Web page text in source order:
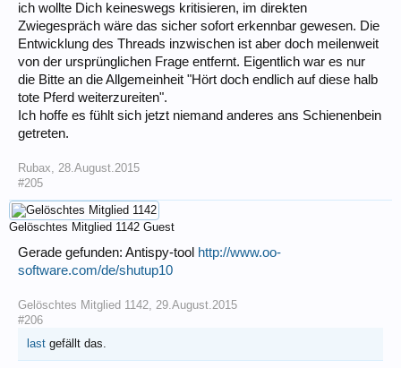
ich wollte Dich keineswegs kritisieren, im direkten
Zwiegespräch wäre das sicher sofort erkennbar gewesen. Die
Entwicklung des Threads inzwischen ist aber doch meilenweit
von der ursprünglichen Frage entfernt. Eigentlich war es nur
die Bitte an die Allgemeinheit "Hört doch endlich auf diese halb
tote Pferd weiterzureiten".
Ich hoffe es fühlt sich jetzt niemand anderes ans Schienenbein
getreten.
Rubax, 28.August.2015
#205
Gelöschtes Mitglied 1142 Guest
Gerade gefunden: Antispy-tool http://www.oo-
software.com/de/shutup10
Gelöschtes Mitglied 1142, 29.August.2015
#206
last gefällt das.